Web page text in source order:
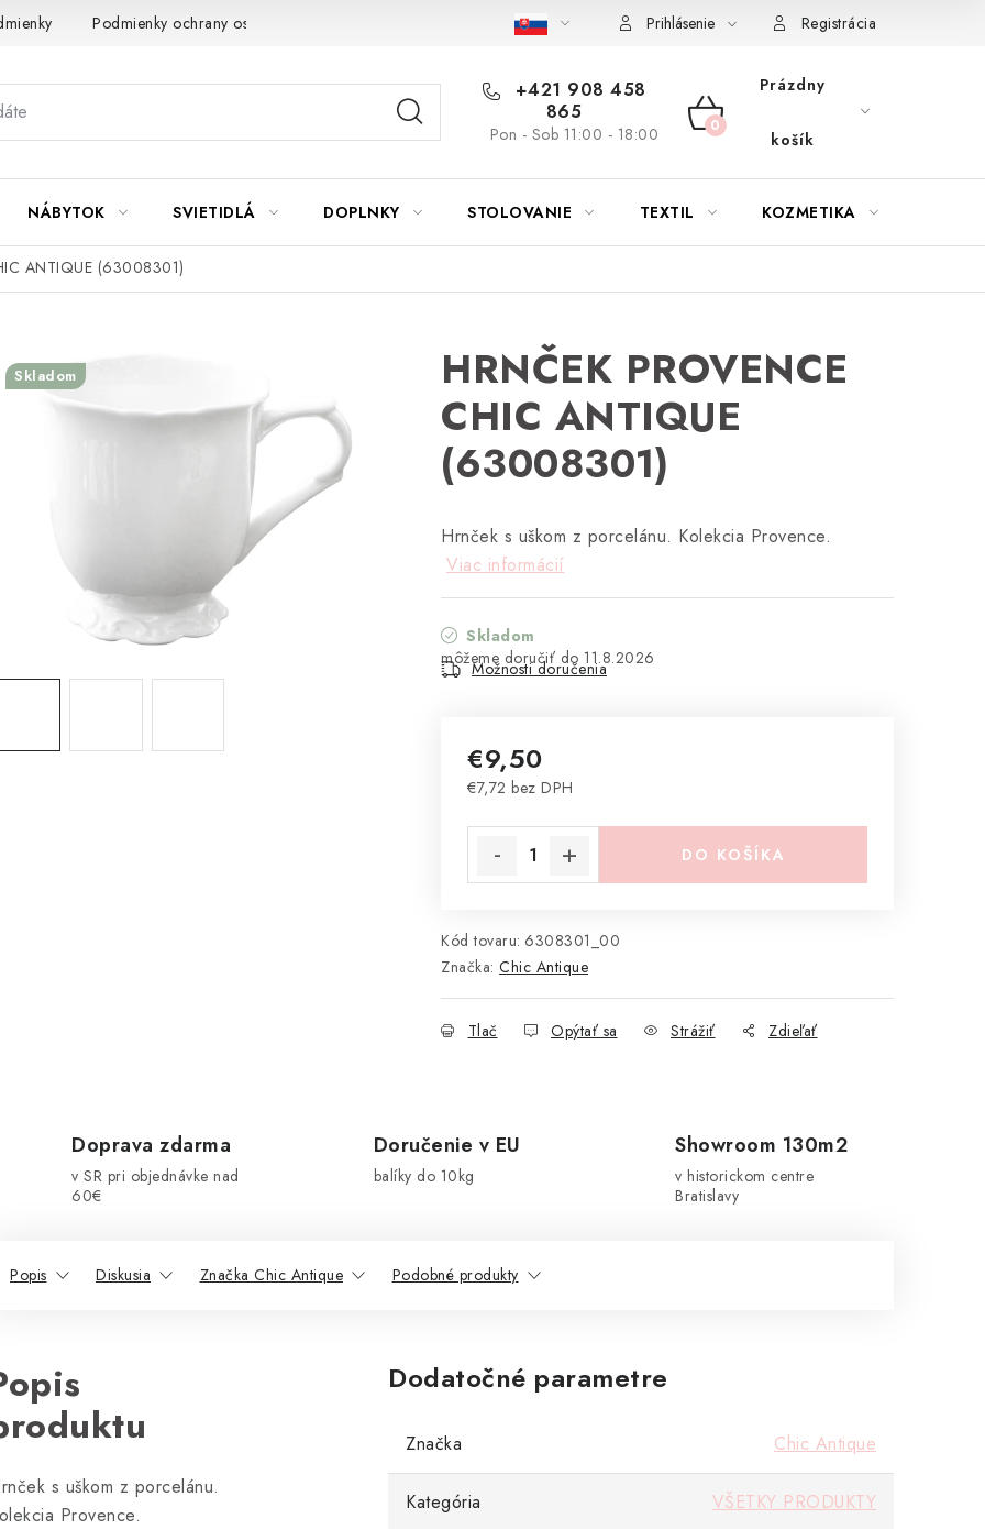
Podmienky ochrany osobných údajov Návod na údržbu nábytku Reklamačný poriadok Pravidlá zliav a akcií
Prihlásenie Registrácia
+421 908 458
865
Pon - Sob 11:00 - 18:00
NÁKUPNÝ
Prázdny
košík
NÁBYTOK SVIETIDLÁ DOPLNKY STOLOVANIE TEXTIL KOZMETIKA
ANTIQUE (63008301)
HRNČEK PROVENCE
CHIC ANTIQUE
(63008301)
Hrnček s uškom z porcelánu. Kolekcia Provence.
Viac informácií
Skladom
11.8.2026
Možnosti doručenia
€9,50
€7,72 bez DPH
DO KOŠÍKA
Kód tovaru: 6308301_00
Značka: Chic Antique
Tlač Opýtať sa Strážiť Zdieľať
Skladom
Doprava zdarma
v SR pri objednávke nad
60€
Doručenie v EU
balíky do 10kg
Showroom 130m2
v historickom centre
Bratislavy
Popis Diskusia Značka Chic Antique Podobné produkty
s uškom z porcelánu.
Provence.
Dodatočné parametre
Značka Chic Antique
Kategória VŠETKY PRODUKTY